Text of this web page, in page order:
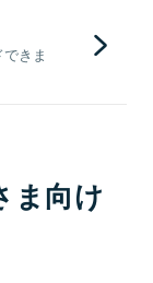
きま
ま向け